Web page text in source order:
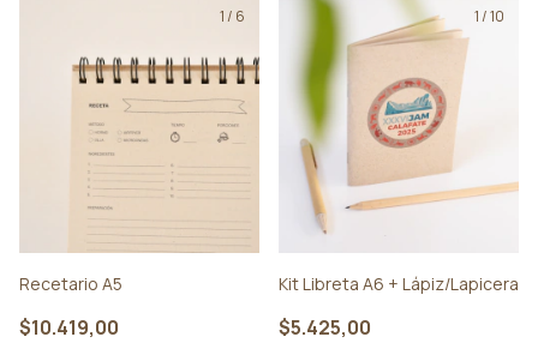
1/ 6
Recetario A5
$10.419,00
1/10
Kit Libreta A6 + Lápiz/Lapicera
$5.425,00